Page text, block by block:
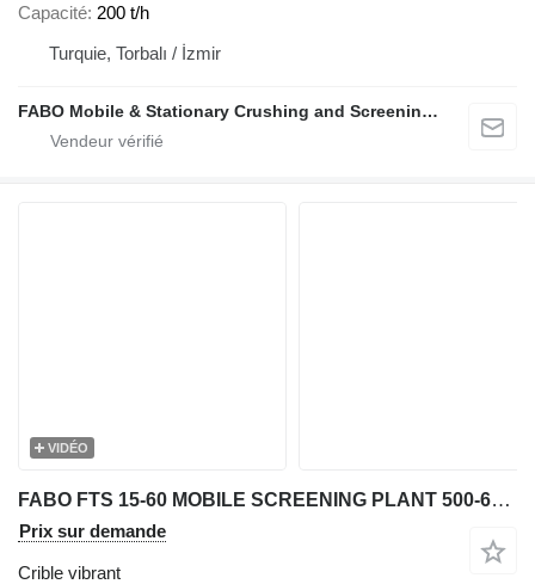
Capacité 200 t/h
Turquie, Torbalı / İzmir
FABO Mobile & Stationary Crushing and Screening Plants | Concrete Batching Plants Manufacturer
VIDÉO
FABO FTS 15-60 MOBILE SCREENING PLANT 500-600 TPH AVAILABLE IN STOCK
Prix sur demande
Crible vibrant